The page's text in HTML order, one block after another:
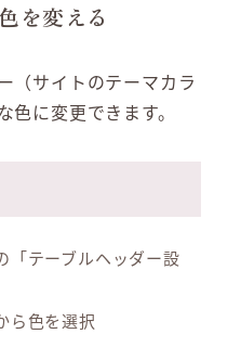
を変える
（サイトのテーマカラ
に変更できます。
「テーブルヘッダー設
ら色を選択